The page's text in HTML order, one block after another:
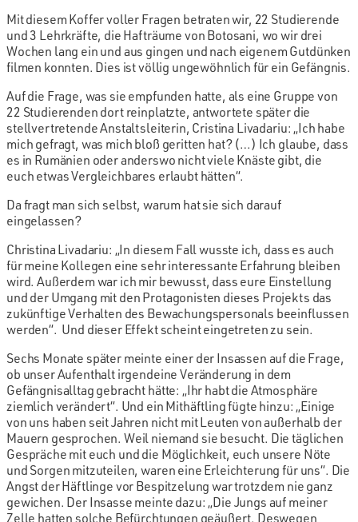
Mit diesem Koffer voller Fragen betraten wir, 22 Studierende
und 3 Lehrkräfte, die Hafträume von Botosani, wo wir drei
Wochen lang ein und aus gingen und nach eigenem Gutdünken
filmen konnten. Dies ist völlig ungewöhnlich für ein Gefängnis.
Auf die Frage, was sie empfunden hatte, als eine Gruppe von
22 Studierenden dort reinplatzte, antwortete später die
stellvertretende Anstaltsleiterin, Cristina Livadariu: „Ich habe
mich gefragt, was mich bloß geritten hat? (…) Ich glaube, dass
es in Rumänien oder anderswo nicht viele Knäste gibt, die
euch etwas Vergleichbares erlaubt hätten“.
Da fragt man sich selbst, warum hat sie sich darauf
eingelassen?
Christina Livadariu: „In diesem Fall wusste ich, dass es auch
für meine Kollegen eine sehr interessante Erfahrung bleiben
wird. Außerdem war ich mir bewusst, dass eure Einstellung
und der Umgang mit den Protagonisten dieses Projekts das
zukünftige Verhalten des Bewachungspersonals beeinflussen
werden“. Und dieser Effekt scheint eingetreten zu sein.
Sechs Monate später meinte einer der Insassen auf die Frage,
ob unser Aufenthalt irgendeine Veränderung in dem
Gefängnisalltag gebracht hätte: „Ihr habt die Atmosphäre
ziemlich verändert“. Und ein Mithäftling fügte hinzu: „Einige
von uns haben seit Jahren nicht mit Leuten von außerhalb der
Mauern gesprochen. Weil niemand sie besucht. Die täglichen
Gespräche mit euch und die Möglichkeit, euch unsere Nöte
und Sorgen mitzuteilen, waren eine Erleichterung für uns“. Die
Angst der Häftlinge vor Bespitzelung war trotzdem nie ganz
gewichen. Der Insasse meinte dazu: „Die Jungs auf meiner
Zelle hatten solche Befürchtungen geäußert. Deswegen